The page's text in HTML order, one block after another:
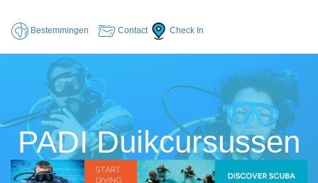
Bestemmingen Contact Check In
PADI Duikcursussen